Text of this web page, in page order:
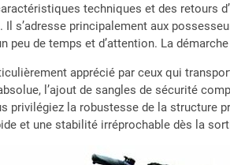
techniques et des retours
Il s’adresse principalement aux
peu de temps et d’attention. La
apprécié par ceux qui
l’ajout de sangles de sécurité
privilégiez la robustesse de la structure
et une stabilité irréprochable dès la